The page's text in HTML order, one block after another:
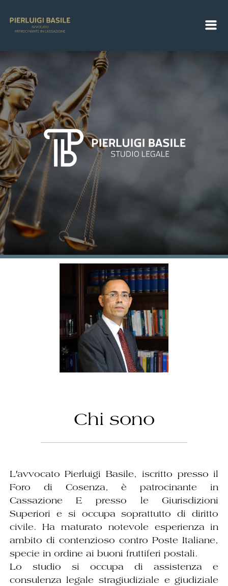
Chi sono
L′avvocato Pierluigi Basile, iscritto presso il
Foro di Cosenza, è patrocinante in
Cassazione E presso le Giurisdizioni
Superiori e si occupa soprattutto di diritto
civile. Ha maturato notevole esperienza in
ambito di contenzioso contro Poste Italiane,
specie in ordine ai buoni fruttiferi postali.
Lo studio si occupa di assistenza e
consulenza legale stragiudiziale e giudiziale